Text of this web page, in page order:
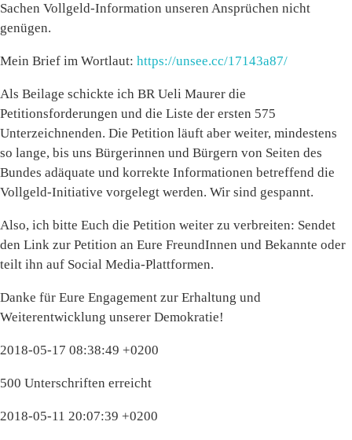
Sachen Vollgeld-Information unseren Ansprüchen nicht
genügen.
Mein Brief im Wortlaut: https://unsee.cc/17143a87/
Als Beilage schickte ich BR Ueli Maurer die
Petitionsforderungen und die Liste der ersten 575
Unterzeichnenden. Die Petition läuft aber weiter, mindestens
so lange, bis uns Bürgerinnen und Bürgern von Seiten des
Bundes adäquate und korrekte Informationen betreffend die
Vollgeld-Initiative vorgelegt werden. Wir sind gespannt.
Also, ich bitte Euch die Petition weiter zu verbreiten: Sendet
den Link zur Petition an Eure FreundInnen und Bekannte oder
teilt ihn auf Social Media-Plattformen.
Danke für Eure Engagement zur Erhaltung und
Weiterentwicklung unserer Demokratie!
2018-05-17 08:38:49 +0200
500 Unterschriften erreicht
2018-05-11 20:07:39 +0200